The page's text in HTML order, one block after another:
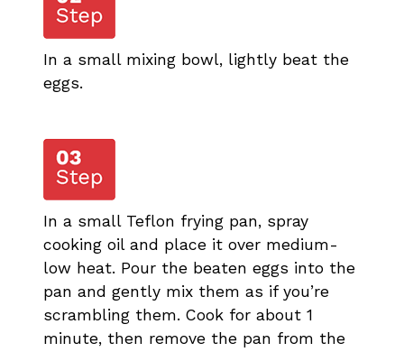
In a small mixing bowl, lightly beat the
eggs.
In a small Teflon frying pan, spray
cooking oil and place it over medium-
low heat. Pour the beaten eggs into the
pan and gently mix them as if you’re
scrambling them. Cook for about 1
minute, then remove the pan from the